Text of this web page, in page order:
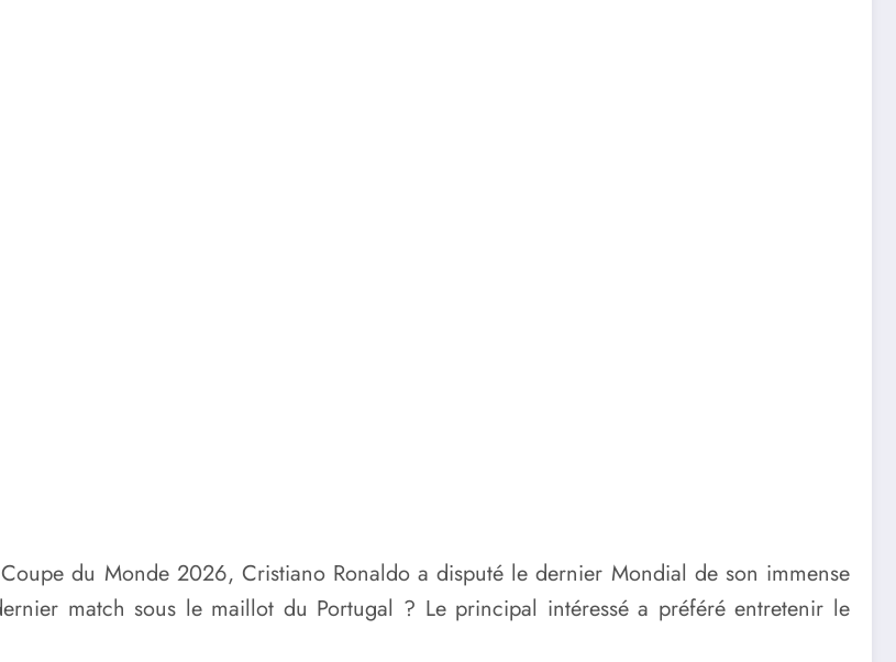
du Monde 2026, Cristiano Ronaldo a disputé le dernier Mondial de son immense
match sous le maillot du Portugal ? Le principal intéressé a préféré entretenir le